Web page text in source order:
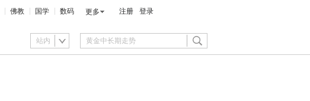
佛教 国学 数码 更多 注册 登录
站内